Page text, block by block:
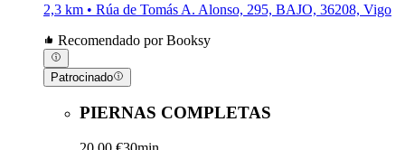
2,3 km • Rúa de Tomás A. Alonso, 295, BAJO, 36208, Vigo
Recomendado por Booksy
Patrocinado
PIERNAS COMPLETAS